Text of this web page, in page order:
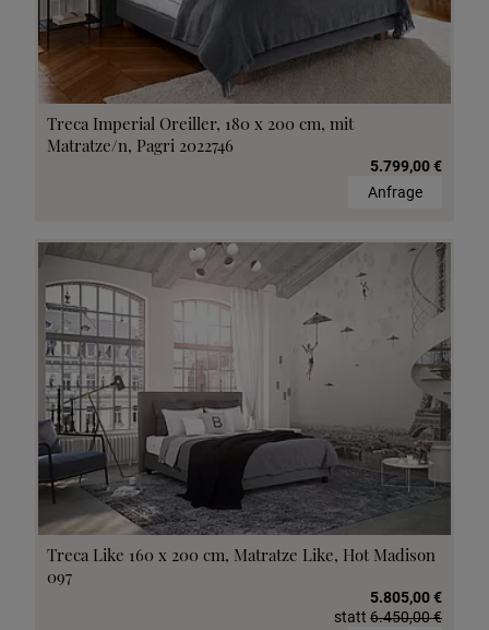
Treca Imperial Oreiller, 180 x 200 cm, mit
Matratze/n, Pagri 2022746
5.799,00 €
Anfrage
Treca Like 160 x 200 cm, Matratze Like, Hot Madison
097
5.805,00 €
statt 6.450,00 €